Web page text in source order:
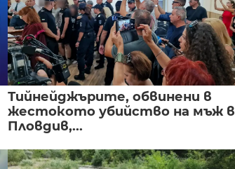
Тийнейджърите, обвинени в
жестокото убийство на мъж в
Пловдив,...